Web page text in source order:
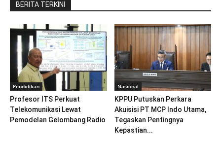
BERITA TERKINI
Pendidikan
Profesor ITS Perkuat
Telekomunikasi Lewat
Pemodelan Gelombang Radio
Nasional
KPPU Putuskan Perkara
Akuisisi PT MCP Indo Utama,
Tegaskan Pentingnya
Kepastian...